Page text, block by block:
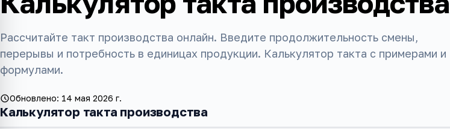
Рассчитайте такт производства онлайн. Введите продолжительность смены,
перерывы и потребность в единицах продукции. Калькулятор такта с примерами и
формулами.
Обновлено: 14 мая 2026 г.
Калькулятор такта производства